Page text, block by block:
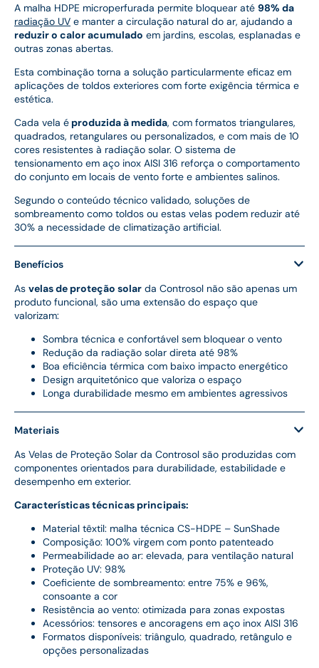
A malha HDPE microperfurada permite bloquear até 98% da
radiação UV e manter a circulação natural do ar, ajudando a
reduzir o calor acumulado em jardins, escolas, esplanadas e
outras zonas abertas.
Esta combinação torna a solução particularmente eficaz em
aplicações de toldos exteriores com forte exigência térmica e
estética.
Cada vela é produzida à medida, com formatos triangulares,
quadrados, retangulares ou personalizados, e com mais de 10
cores resistentes à radiação solar. O sistema de
tensionamento em aço inox AISI 316 reforça o comportamento
do conjunto em locais de vento forte e ambientes salinos.
Segundo o conteúdo técnico validado, soluções de
sombreamento como toldos ou estas velas podem reduzir até
30% a necessidade de climatização artificial.
Benefícios
As velas de proteção solar da Controsol não são apenas um
produto funcional, são uma extensão do espaço que
valorizam:
Sombra técnica e confortável sem bloquear o vento
Redução da radiação solar direta até 98%
Boa eficiência térmica com baixo impacto energético
Design arquitetónico que valoriza o espaço
Longa durabilidade mesmo em ambientes agressivos
Materiais
As Velas de Proteção Solar da Controsol são produzidas com
componentes orientados para durabilidade, estabilidade e
desempenho em exterior.
Características técnicas principais:
Material têxtil: malha técnica CS-HDPE – SunShade
Composição: 100% virgem com ponto patenteado
Permeabilidade ao ar: elevada, para ventilação natural
Proteção UV: 98%
Coeficiente de sombreamento: entre 75% e 96%,
consoante a cor
Resistência ao vento: otimizada para zonas expostas
Acessórios: tensores e ancoragens em aço inox AISI 316
Formatos disponíveis: triângulo, quadrado, retângulo e
opções personalizadas